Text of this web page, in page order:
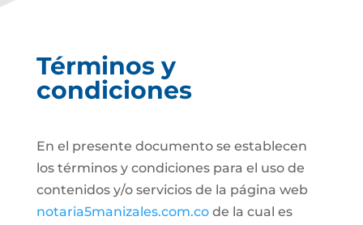
Términos y
condiciones
En el presente documento se establecen
los términos y condiciones para el uso de
contenidos y/o servicios de la página web
notaria5manizales.com.code la cual es